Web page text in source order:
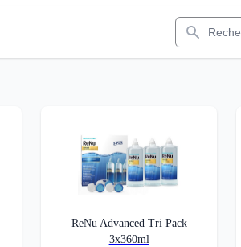
Rechercher
ReNu Advanced Tri Pack
3x360ml